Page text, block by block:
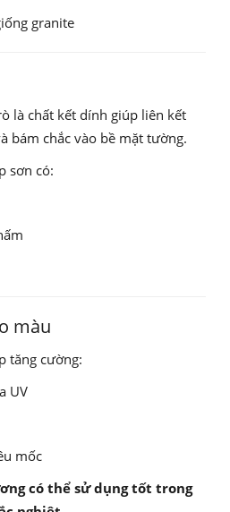
granite
là chất kết dính giúp liên kết
bám chắc vào bề mặt tường.
sơn có:
màu
tăng cường:
UV
mốc
có thể sử dụng tốt trong